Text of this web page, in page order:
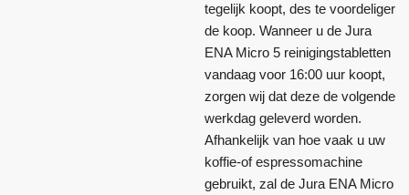
tegelijk koopt, des te voordeliger
de koop. Wanneer u de Jura
ENA Micro 5 reinigingstabletten
vandaag voor 16:00 uur koopt,
zorgen wij dat deze de volgende
werkdag geleverd worden.
Afhankelijk van hoe vaak u uw
koffie-of espressomachine
gebruikt, zal de Jura ENA Micro